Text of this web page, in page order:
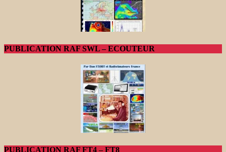
PUBLICATION RAF SWL – ECOUTEUR
PUBLICATION RAF FT4 – FT8